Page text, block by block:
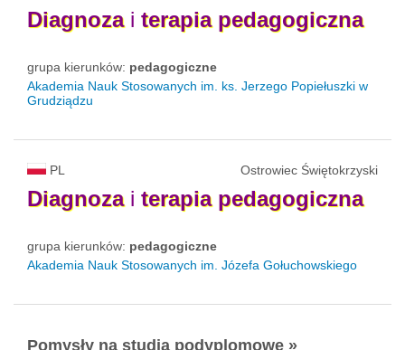
Diagnozai terapia pedagogiczna
grupa kierunków: pedagogiczne
Akademia Nauk Stosowanych im. ks. Jerzego Popiełuszki w
Grudziądzu
PL Ostrowiec Świętokrzyski
Diagnozai terapia pedagogiczna
grupa kierunków: pedagogiczne
Akademia Nauk Stosowanych im. Józefa Gołuchowskiego
Pomysły na studia podyplomowe »